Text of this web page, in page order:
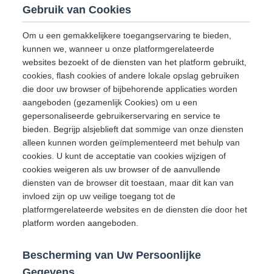
Gebruik van Cookies
Om u een gemakkelijkere toegangservaring te bieden,
kunnen we, wanneer u onze platformgerelateerde
websites bezoekt of de diensten van het platform gebruikt,
cookies, flash cookies of andere lokale opslag gebruiken
die door uw browser of bijbehorende applicaties worden
aangeboden (gezamenlijk Cookies) om u een
gepersonaliseerde gebruikerservaring en service te
bieden. Begrijp alsjeblieft dat sommige van onze diensten
alleen kunnen worden geïmplementeerd met behulp van
cookies. U kunt de acceptatie van cookies wijzigen of
cookies weigeren als uw browser of de aanvullende
diensten van de browser dit toestaan, maar dit kan van
invloed zijn op uw veilige toegang tot de
platformgerelateerde websites en de diensten die door het
platform worden aangeboden.
Bescherming van Uw Persoonlijke